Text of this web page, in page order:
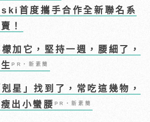
首度攜手合作全新聯名系
！
加它，堅持一週，腰細了，
PR・新素簡
星」找到了，常吃這幾物，
出小蠻腰 PR・新素簡